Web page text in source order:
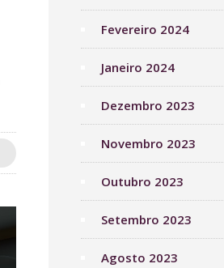
Fevereiro 2024
Janeiro 2024
Dezembro 2023
Novembro 2023
Outubro 2023
Setembro 2023
Agosto 2023